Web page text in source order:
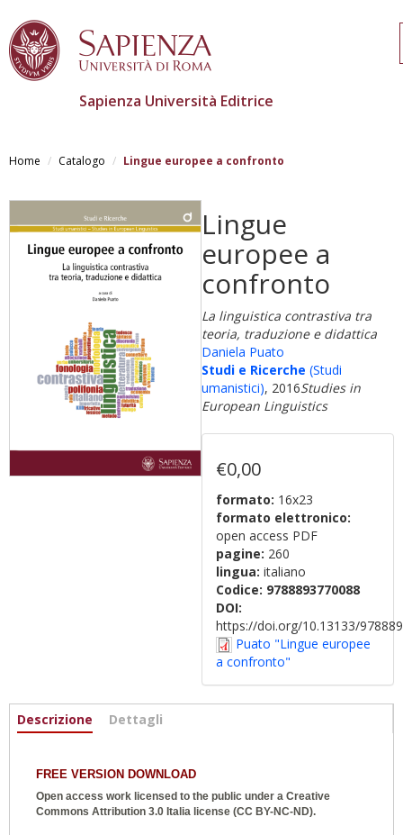
contenuto
Sapienza Università Editrice
Home Catalogo Lingue europee a confronto
Lingue
europee a
confronto
La linguistica contrastiva tra
teoria, traduzione e didattica
Daniela Puato
Studi e Ricerche (Studi
umanistici), 2016Studies in
European Linguistics
€0,00
formato: 16x23
formato elettronico:
open access PDF
pagine: 260
lingua: italiano
Codice: 9788893770088
DOI:
https://doi.org/10.13133/
Puato "Lingue europee
a confronto"
Informazioni
Descrizione (scheda
Dettagli
FREE VERSION DOWNLOAD
Open access work licensed to the public under a Creative
Commons Attribution 3.0 Italia license (CC BY-NC-ND).